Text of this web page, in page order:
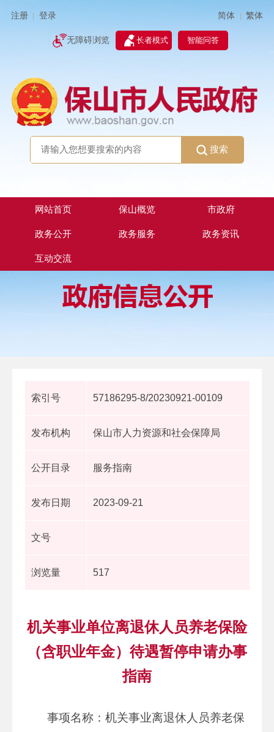
注册 登录 简体 | 繁体
无障碍浏览 长者模式 智能问答
搜索
网站首页 保山概览 市政府
政务公开 政务服务 政务资讯
互动交流
索引号 57186295-8/20230921-00109
发布机构 保山市人力资源和社会保障局
公开目录 服务指南
发布日期 2023-09-21
文号
浏览量 517
机关事业单位离退休人员养老保险
（含职业年金）待遇暂停申请办事
指南
事项名称：机关事业离退休人员养老保